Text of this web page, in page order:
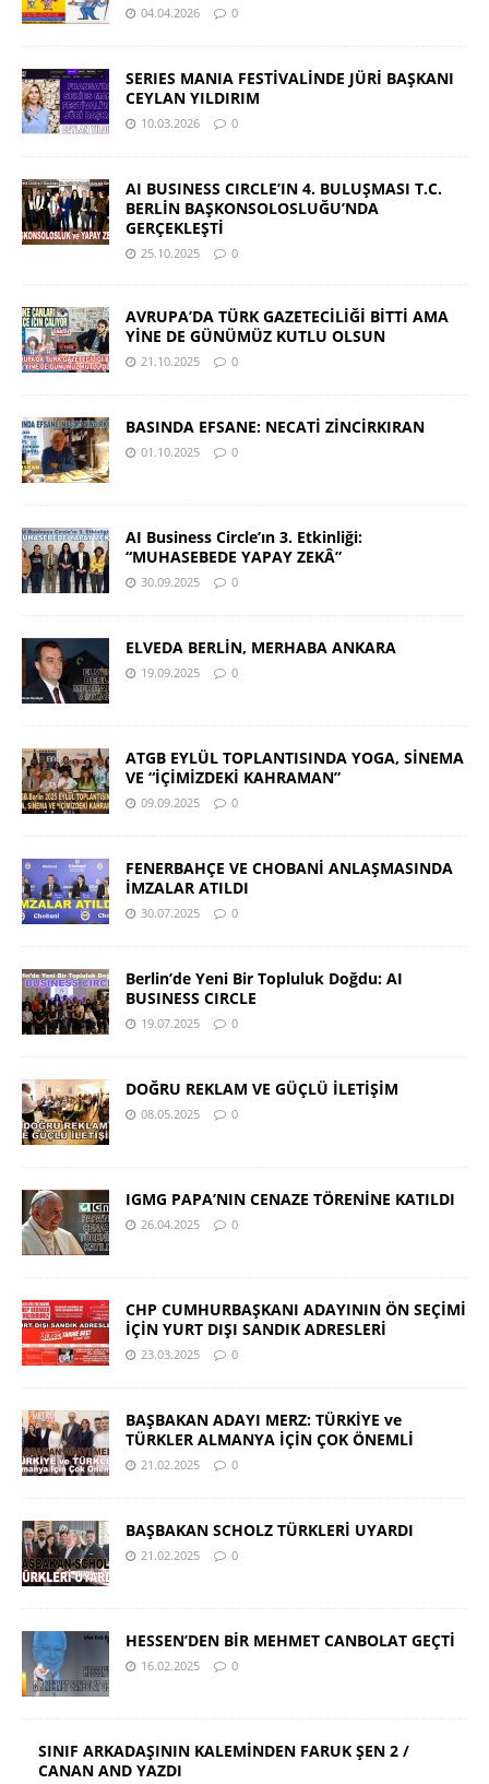
04.04.2026 0
SERIES MANIA FESTİVALİNDE JÜRİ BAŞKANI
CEYLAN YILDIRIM
10.03.2026 0
AI BUSINESS CIRCLE’IN 4. BULUŞMASI T.C.
BERLİN BAŞKONSOLOSLUĞU’NDA
GERÇEKLEŞTİ
25.10.2025 0
AVRUPA’DA TÜRK GAZETECİLİĞİ BİTTİ AMA
YİNE DE GÜNÜMÜZ KUTLU OLSUN
21.10.2025 0
BASINDA EFSANE: NECATİ ZİNCİRKIRAN
01.10.2025 0
AI Business Circle’ın 3. Etkinliği:
“MUHASEBEDE YAPAY ZEKÂ”
30.09.2025 0
ELVEDA BERLİN, MERHABA ANKARA
19.09.2025 0
ATGB EYLÜL TOPLANTISINDA YOGA, SİNEMA
VE “İÇİMİZDEKİ KAHRAMAN”
09.09.2025 0
FENERBAHÇE VE CHOBANİ ANLAŞMASINDA
İMZALAR ATILDI
30.07.2025 0
Berlin’de Yeni Bir Topluluk Doğdu: AI
BUSINESS CIRCLE
19.07.2025 0
DOĞRU REKLAM VE GÜÇLÜ İLETİŞİM
08.05.2025 0
IGMG PAPA’NIN CENAZE TÖRENİNE KATILDI
26.04.2025 0
CHP CUMHURBAŞKANI ADAYININ ÖN SEÇİMİ
İÇİN YURT DIŞI SANDIK ADRESLERİ
23.03.2025 0
BAŞBAKAN ADAYI MERZ: TÜRKİYE ve
TÜRKLER ALMANYA İÇİN ÇOK ÖNEMLİ
21.02.2025 0
BAŞBAKAN SCHOLZ TÜRKLERİ UYARDI
21.02.2025 0
HESSEN’DEN BİR MEHMET CANBOLAT GEÇTİ
16.02.2025 0
SINIF ARKADAŞININ KALEMİNDEN FARUK ŞEN 2 /
CANAN AND YAZDI